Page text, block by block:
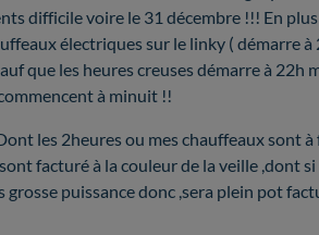
difficile voire le 31 décembre !!! En
électriques sur le linky ( démarre à
que les heures creuses démarre à 22h
à minuit !!
les 2heures ou mes chauffeaux sont à
facturé à la couleur de la veille ,dont si
grosse puissance donc ,sera plein pot